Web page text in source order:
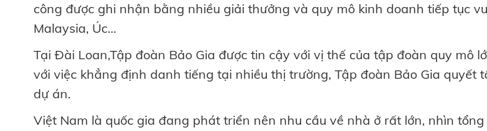
công được ghi nhận bằng nhiều giải thưởng và quy mô kinh doanh tiếp tục
Malaysia, Úc…
Tại Đài Loan,Tập đoàn Bảo Gia được tin cậy với vị thế của tập đoàn quy mô
với việc khẳng định danh tiếng tại nhiều thị trường, Tập đoàn Bảo Gia
dự án.
Việt Nam là quốc gia đang phát triển nên nhu cầu về nhà ở rất lớn, nhìn